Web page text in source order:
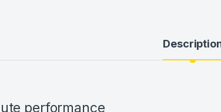
performance